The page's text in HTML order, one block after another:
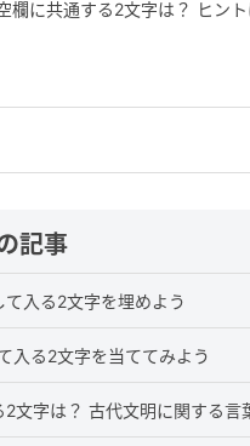
欄に共通する2文字は？ ヒン
記事
入る2文字を埋めよう
入る2文字を当ててみよう
文字は？ 古代文明に関する言